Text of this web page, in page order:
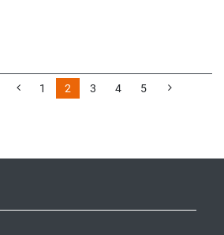
1 2 3 4 5